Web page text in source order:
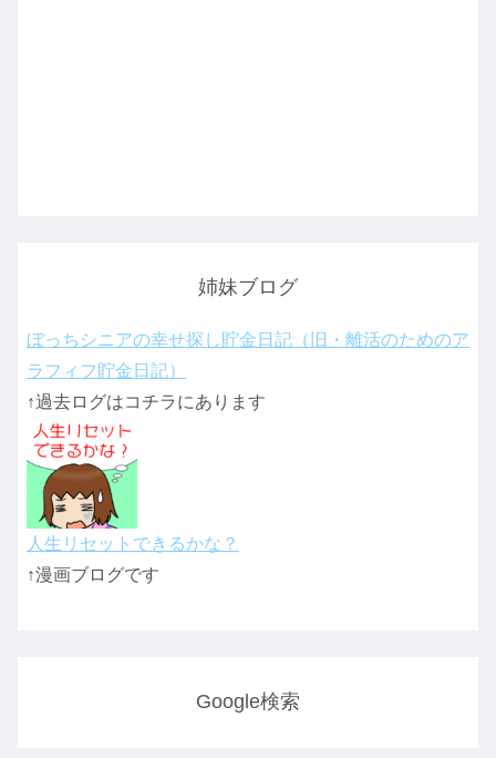
姉妹ブログ
ぼっちシニアの幸せ探し貯金日記（旧・離活のためのア
ラフィフ貯金日記）
↑過去ログはコチラにあります
人生リセットできるかな？
↑漫画ブログです
Google検索